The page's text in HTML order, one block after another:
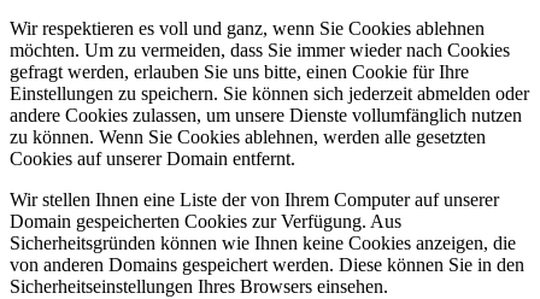
Wir respektieren es voll und ganz, wenn Sie Cookies ablehnen
möchten. Um zu vermeiden, dass Sie immer wieder nach Cookies
gefragt werden, erlauben Sie uns bitte, einen Cookie für Ihre
Einstellungen zu speichern. Sie können sich jederzeit abmelden oder
andere Cookies zulassen, um unsere Dienste vollumfänglich nutzen
zu können. Wenn Sie Cookies ablehnen, werden alle gesetzten
Cookies auf unserer Domain entfernt.
Wir stellen Ihnen eine Liste der von Ihrem Computer auf unserer
Domain gespeicherten Cookies zur Verfügung. Aus
Sicherheitsgründen können wie Ihnen keine Cookies anzeigen, die
von anderen Domains gespeichert werden. Diese können Sie in den
Sicherheitseinstellungen Ihres Browsers einsehen.